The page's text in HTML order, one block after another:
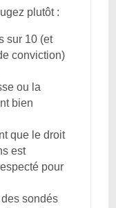
plutôt :
sur 10 (et
conviction)
ou la
bien
que le droit
est
pour
sondés